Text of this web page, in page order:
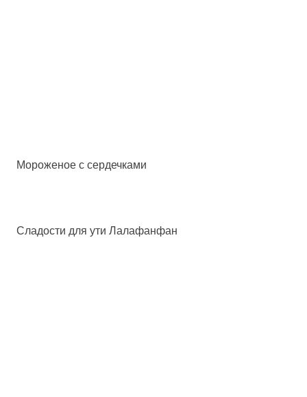
Мороженое с сердечками
Сладости для ути Лалафанфан